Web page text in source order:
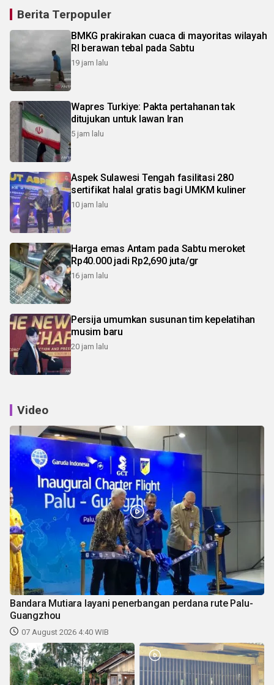
Berita Terpopuler
BMKG prakirakan cuaca di mayoritas wilayah
RI berawan tebal pada Sabtu
19 jam lalu
Wapres Turkiye: Pakta pertahanan tak
ditujukan untuk lawan Iran
5 jam lalu
Aspek Sulawesi Tengah fasilitasi 280
sertifikat halal gratis bagi UMKM kuliner
10 jam lalu
Harga emas Antam pada Sabtu meroket
Rp40.000 jadi Rp2,690 juta/gr
16 jam lalu
Persija umumkan susunan tim kepelatihan
musim baru
20 jam lalu
Video
Bandara Mutiara layani penerbangan perdana rute Palu-
Guangzhou
07 August 2026 4:40 WIB